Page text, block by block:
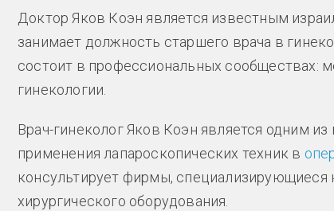
Доктор Яков Коэн является известным
занимает должность старшего врача в
cостоит в профессиональных сообществах:
гинекологии.
Врач-гинеколог Яков Коэн является одним
применения лапароскопических техник в
консультирует фирмы, специализирующиеся
хирургического оборудования.